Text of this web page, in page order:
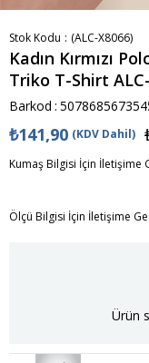
Stok Kodu (ALC-X8066)
Kadın Kırmızı
Triko T-Shirt
Barkod :
₺141,90 (KDV Dahil)
Kumaş Bilgisi İçin İletişime
Ölçü Bilgisi İçin İletişime
Ürün